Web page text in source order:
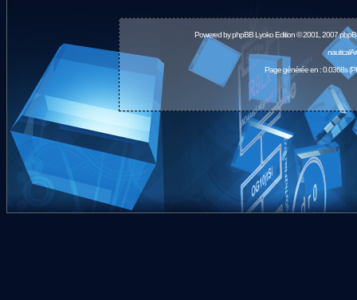
Powered byphpBBLyoko Edition © 2001, 2007
Page générée en : 0.0368s